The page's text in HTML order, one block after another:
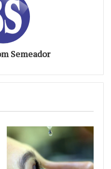
Semeador